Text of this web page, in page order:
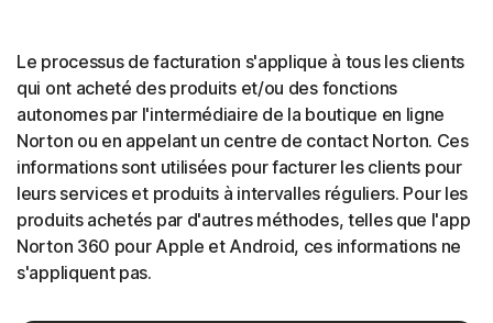
Le processus de facturation s'applique à tous les clients
qui ont acheté des produits et/ou des fonctions
autonomes par l'intermédiaire de la boutique en ligne
Norton ou en appelant un centre de contact Norton. Ces
informations sont utilisées pour facturer les clients pour
leurs services et produits à intervalles réguliers. Pour les
produits achetés par d'autres méthodes, telles que l'app
Norton 360 pour Apple et Android, ces informations ne
s'appliquent pas.